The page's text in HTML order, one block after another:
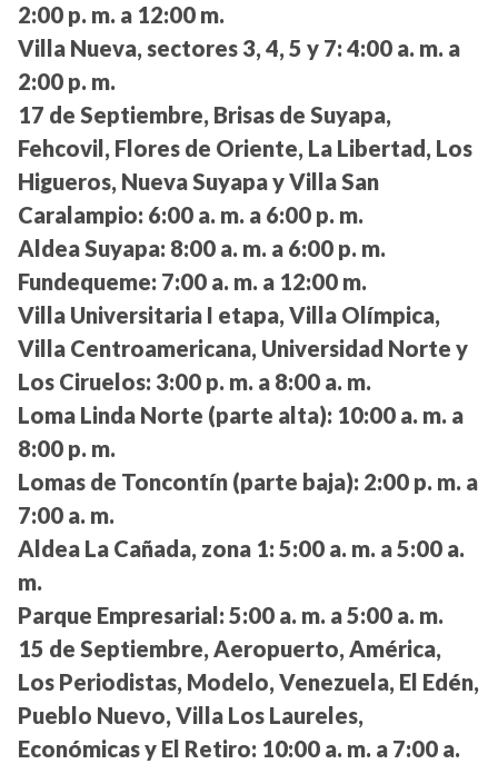
2:00 p. m. a 12:00 m.
Villa Nueva, sectores 3, 4, 5 y 7: 4:00 a. m. a
2:00 p. m.
17 de Septiembre, Brisas de Suyapa,
Fehcovil, Flores de Oriente, La Libertad, Los
Higueros, Nueva Suyapa y Villa San
Caralampio: 6:00 a. m. a 6:00 p. m.
Aldea Suyapa: 8:00 a. m. a 6:00 p. m.
Fundequeme: 7:00 a. m. a 12:00 m.
Villa Universitaria I etapa, Villa Olímpica,
Villa Centroamericana, Universidad Norte y
Los Ciruelos: 3:00 p. m. a 8:00 a. m.
Loma Linda Norte (parte alta): 10:00 a. m. a
8:00 p. m.
Lomas de Toncontín (parte baja): 2:00 p. m. a
7:00 a. m.
Aldea La Cañada, zona 1: 5:00 a. m. a 5:00 a.
m.
Parque Empresarial: 5:00 a. m. a 5:00 a. m.
15 de Septiembre, Aeropuerto, América,
Los Periodistas, Modelo, Venezuela, El Edén,
Pueblo Nuevo, Villa Los Laureles,
Económicas y El Retiro: 10:00 a. m. a 7:00 a.